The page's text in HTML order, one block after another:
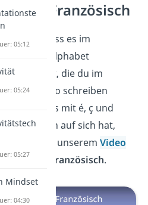
Französisch
du, dass es im
Alphabet
gibt, die du im
nie so schreiben
Was es mit é, ç und
Zeichen auf sich hat,
wir dir in unseremVideo
Alphabet Französisch.
05:12
05:24
05:27
Mindset
04:30